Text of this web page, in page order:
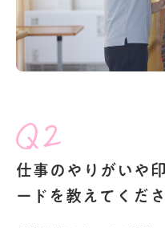
仕事のやりがいや
ードを教えてくださ